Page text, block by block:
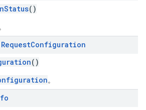
()
RequestConfiguration
()
。